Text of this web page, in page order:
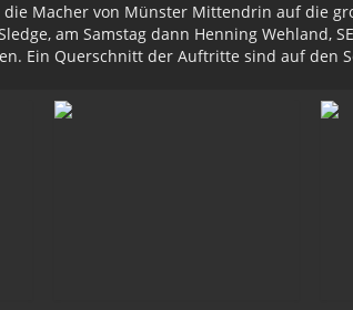
Macher von Münster Mittendrin auf die
am Samstag dann Henning Wehland,
Ein Querschnitt der Auftritte sind auf den